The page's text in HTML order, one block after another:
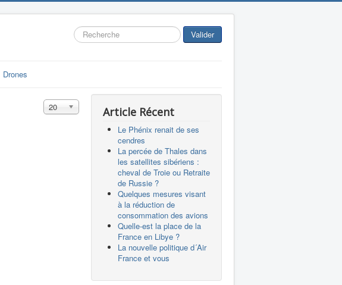
Rechercher Valider
Drones
Affichage #
20
Article Récent
Le Phénix renait de ses
cendres
La percée de Thales dans
les satellites sibériens :
cheval de Troie ou Retraite
de Russie ?
Quelques mesures visant
à la réduction de
consommation des avions
Quelle-est la place de la
France en Libye ?
La nouvelle politique d´Air
France et vous